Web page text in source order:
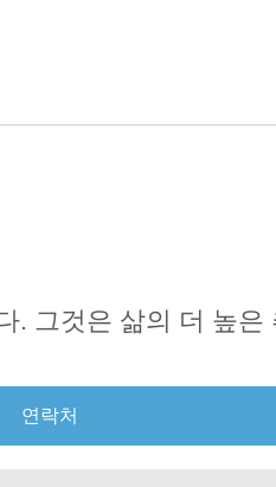
. 그것은 삶의 더 높은
연락처